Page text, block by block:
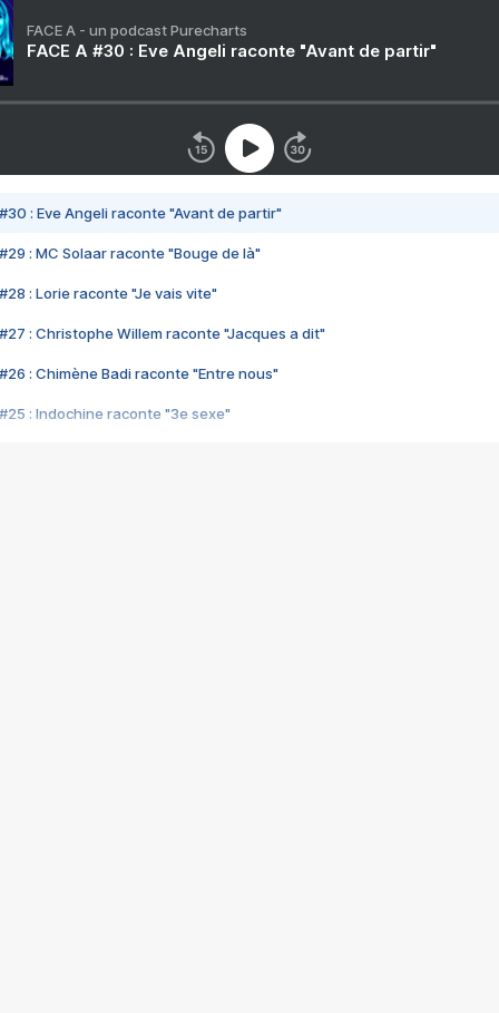
FACE A - un podcast Purecharts
FACE A #30 : Eve Angeli raconte "Avant de partir"
#30 : Eve Angeli raconte "Avant de partir"
#29 : MC Solaar raconte "Bouge de là"
#28 : Lorie raconte "Je vais vite"
#27 : Christophe Willem raconte "Jacques a dit"
#26 : Chimène Badi raconte "Entre nous"
#25 : Indochine raconte "3e sexe"